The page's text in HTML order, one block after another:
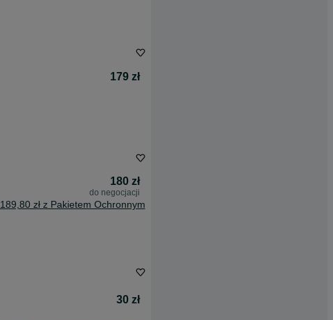
179 zł
180 zł
do negocjacji
189,80 zł z Pakietem Ochronnym
30 zł